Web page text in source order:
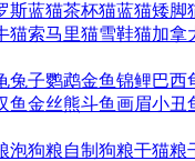
斯蓝猫茶杯猫蓝猫矮脚
猫索马里猫雪鞋猫加拿
兔子鹦鹉金鱼锦鲤巴西
鱼金丝熊斗鱼画眉小丑
泡狗粮自制狗粮干猫粮